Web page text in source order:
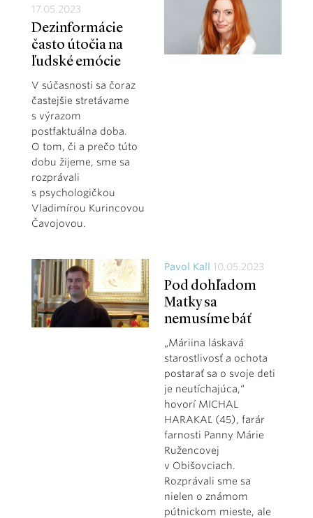
17.05.2023
Dezinformácie
často útočia na
ľudské emócie
V súčasnosti sa čoraz
častejšie stretávame
s výrazom
postfaktuálna doba.
O tom, či a prečo túto
dobu žijeme, sme sa
rozprávali
s psychologičkou
Vladimírou Kurincovou
Čavojovou.
Pavol Kall 10.05.2023
Pod dohľadom
Matky sa
nemusíme báť
„Máriina láskavá
starostlivosť a ochota
postarať sa o svoje deti
je neutíchajúca,“
hovorí MICHAL
HARAKAĽ (45), farár
farnosti Panny Márie
Ružencovej
v Obišovciach.
Rozprávali sme sa
nielen o známom
pútnickom mieste, ale